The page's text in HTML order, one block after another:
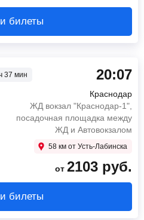
билеты
37 мин 20:07
Краснодар
ЖД вокзал "Краснодар-1",
посадочная площадка между
ЖД и Автовокзалом
58 км от Усть-Лабинска
от 2103 руб.
билеты